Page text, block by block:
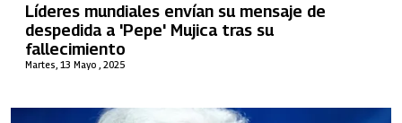
Martes, 13 Mayo , 2025
Líderes mundiales envían su mensaje de
despedida a 'Pepe' Mujica tras su
fallecimiento